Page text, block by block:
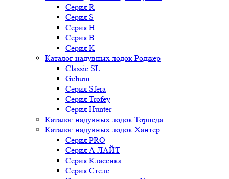
Серия R
Серия S
Серия H
Серия B
Серия K
Каталог надувных лодок Роджер
Classic SL
Gelium
Серия Sfera
Серия Trofey
Серия Hunter
Каталог надувных лодок Торпеда
Каталог надувных лодок Хантер
Серия PRO
Серия А ЛАЙТ
Серия Классика
Серия Стелс